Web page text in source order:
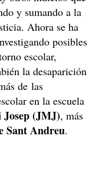
y sumando a la
Ahora se ha
posibles
escolar,
la desaparición
de las
en la escuela
(JMJ), más
Sant Andreu.